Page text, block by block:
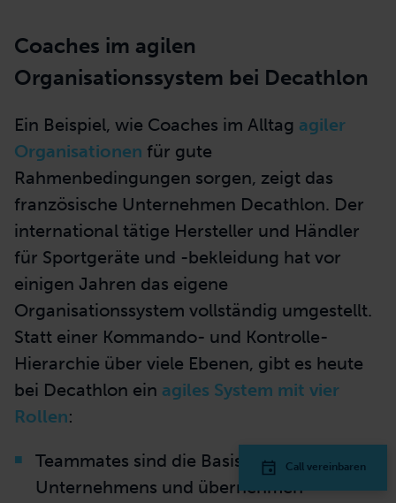
Coaches im agilen
Organisationssystem bei Decathlon
Ein Beispiel, wie Coaches im Alltag agiler
Organisationen für gute
Rahmenbedingungen sorgen, zeigt das
französische Unternehmen Decathlon. Der
international tätige Hersteller und Händler
für Sportgeräte und -bekleidung hat vor
einigen Jahren das eigene
Organisationssystem vollständig umgestellt.
Statt einer Kommando- und Kontrolle-
Hierarchie über viele Ebenen, gibt es heute
bei Decathlon ein agiles System mit vier
Rollen:
Teammates sind die Basis des
Unternehmens und übernehmen
Call vereinbaren